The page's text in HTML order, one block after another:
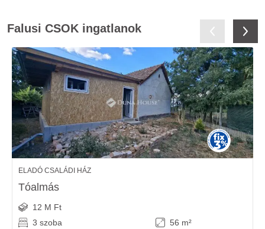
Falusi CSOK ingatlanok
ELADÓ CSALÁDI HÁZ
Tóalmás
12 M Ft
3 szoba
56 m²